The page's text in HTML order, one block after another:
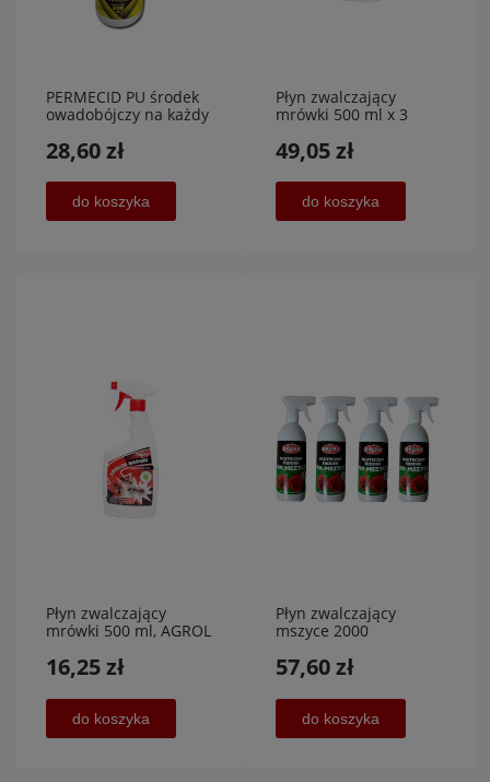
PERMECID PU środek
owadobójczy na każdy
28,60 zł
do koszyka
Płyn zwalczający
mrówki 500 ml x 3
49,05 zł
do koszyka
Płyn zwalczający
mrówki 500 ml, AGROL
16,25 zł
do koszyka
Płyn zwalczający
mszyce 2000
57,60 zł
do koszyka